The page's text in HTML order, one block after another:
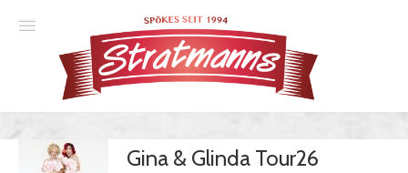
Essener EhrendoktorGina & Glinda Tour26